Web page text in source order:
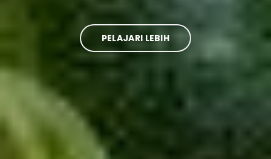
PELAJARI LEBIH